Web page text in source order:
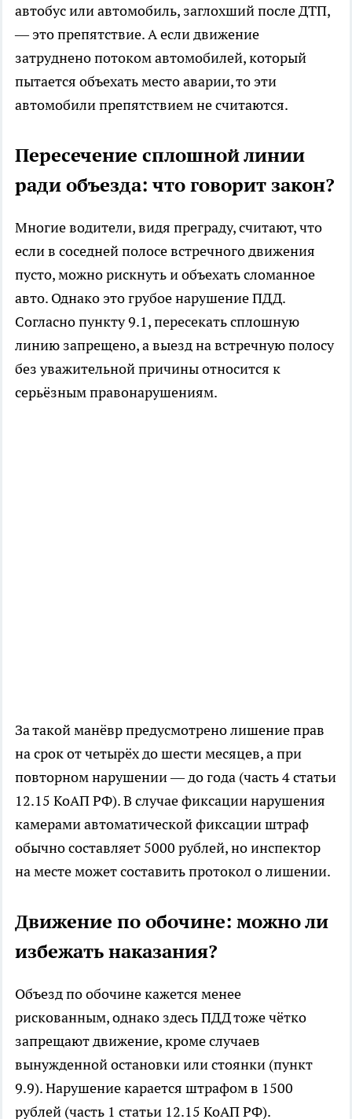
автобус или автомобиль, заглохший после ДТП,
— это препятствие. А если движение
затруднено потоком автомобилей, который
пытается объехать место аварии, то эти
автомобили препятствием не считаются.
Пересечение сплошной линии
ради объезда: что говорит закон?
Многие водители, видя преграду, считают, что
если в соседней полосе встречного движения
пусто, можно рискнуть и объехать сломанное
авто. Однако это грубое нарушение ПДД.
Согласно пункту 9.1, пересекать сплошную
линию запрещено, а выезд на встречную полосу
без уважительной причины относится к
серьёзным правонарушениям.
За такой манёвр предусмотрено лишение прав
на срок от четырёх до шести месяцев, а при
повторном нарушении — до года (часть 4 статьи
12.15 КоАП РФ). В случае фиксации нарушения
камерами автоматической фиксации штраф
обычно составляет 5000 рублей, но инспектор
на месте может составить протокол о лишении.
Движение по обочине: можно ли
избежать наказания?
Объезд по обочине кажется менее
рискованным, однако здесь ПДД тоже чётко
запрещают движение, кроме случаев
вынужденной остановки или стоянки (пункт
9.9). Нарушение карается штрафом в 1500
рублей (часть 1 статьи 12.15 КоАП РФ).